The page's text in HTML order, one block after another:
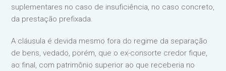
suplementares no caso de insuficiência, no caso concreto,
da prestação prefixada.
A cláusula é devida mesmo fora do regime da separação
de bens, vedado, porém, que o ex-consorte credor fique,
ao final, com patrimônio superior ao que receberia no